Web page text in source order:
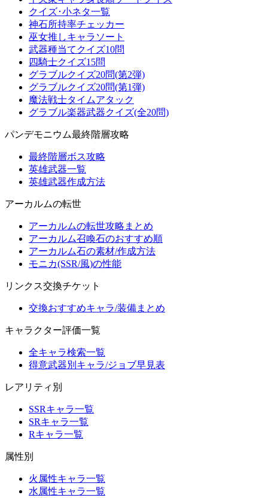
クイズ･小ネタ一覧
神石所持率チェッカー
巫女推しキャラソート
武器種当てクイズ10問
四騎士クイズ15問
グラブルクイズ20問(第2弾)
グラブルクイズ20問(第1弾)
魔法戦士タイムアタック
グラブル楽器武器クイズ(全20問)
パンデモニウム最終階層攻略
最終階層ボス攻略
英雄武器一覧
英雄武器作成方法
アーカルムの転世
アーカルムの転世攻略まとめ
アーカルム召喚石のおすすめ順
アーカルム石の素材/作成方法
モニカ(SSR/風)の性能
リンクス交換チケット
交換おすすめキャラ/装備まとめ
キャラクター評価一覧
全キャラ検索一覧
得意武器別キャラ/ジョブ早見表
レアリティ別
SSRキャラ一覧
SRキャラ一覧
Rキャラ一覧
属性別
火属性キャラ一覧
水属性キャラ一覧